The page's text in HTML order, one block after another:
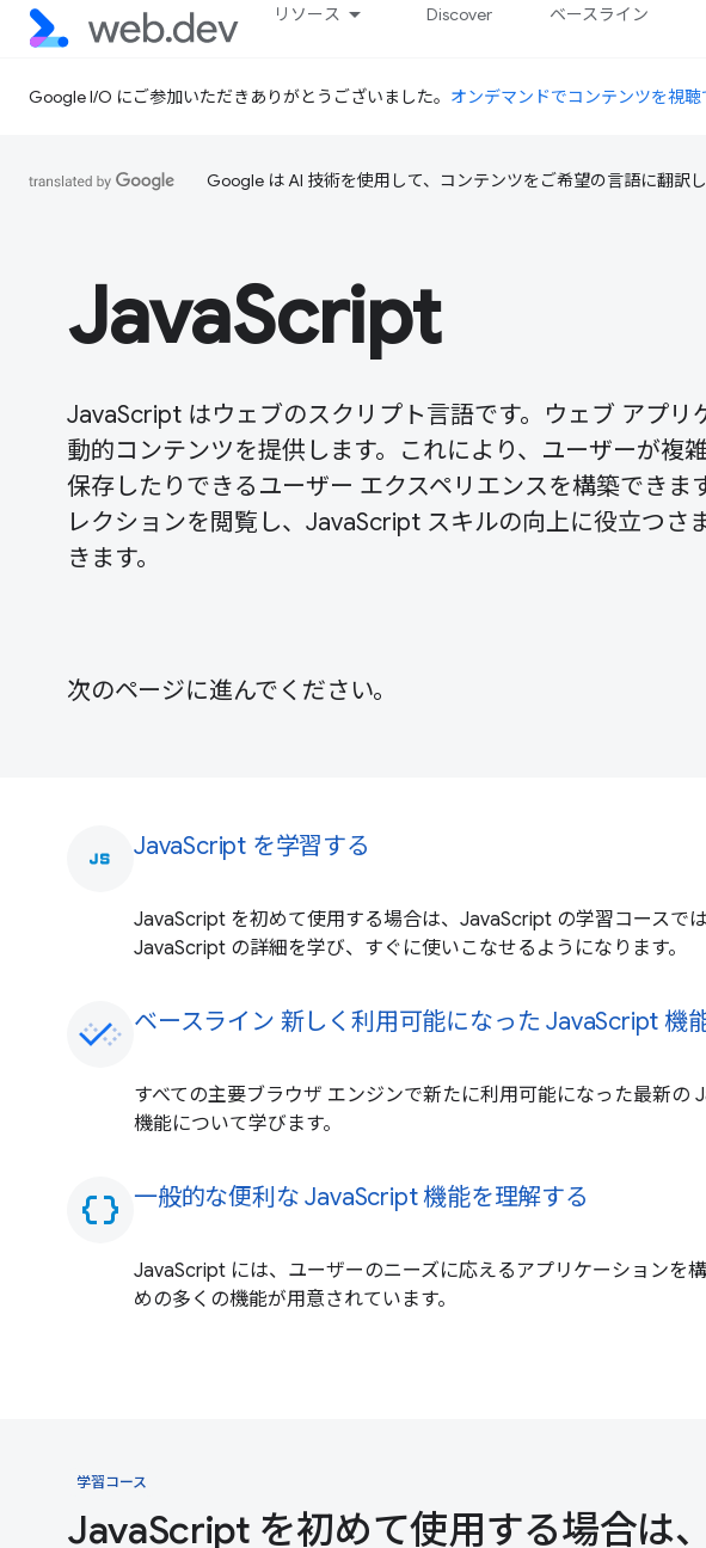
リソース Discover ベースライン
Google I/O にご参加いただきありがとうございました。 オンデマンドでコンテンツを視聴
Google は AI 技術を使用して、コンテンツをご希望の言語に翻訳
JavaScript
JavaScript はウェブのスクリプト言語です。ウェブ アプ
動的コンテンツを提供します。これにより、ユーザーが複
保存したりできるユーザー エクスペリエンスを構築でき
レクションを閲覧し、JavaScript スキルの向上に役立つさ
きます。
次のページに進んでください。
javascript JavaScript を学習する
JavaScript を初めて使用する場合は、JavaScript の学習コースでは
JavaScript の詳細を学び、すぐに使いこなせるようになります。
ベースライン 新しく利用可能になった JavaScript 機
すべての主要ブラウザ エンジンで新たに利用可能になった最新の
機能について学びます。
data_object 一般的な便利な JavaScript 機能を理解する
JavaScript には、ユーザーのニーズに応えるアプリケーションを
めの多くの機能が用意されています。
学習コース
JavaScript を初めて使用する場合は、